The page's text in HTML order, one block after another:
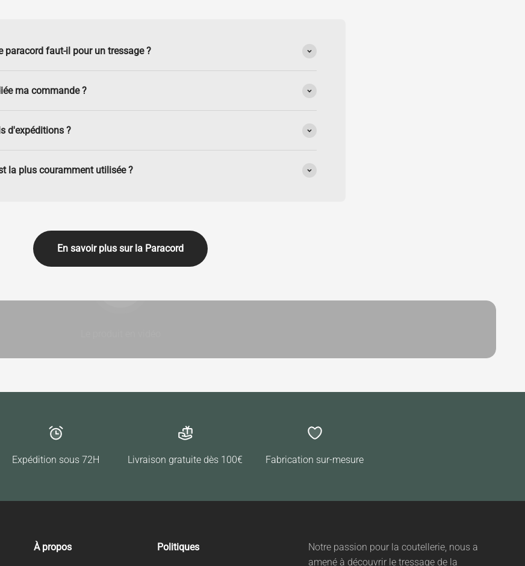
paracord faut-il pour un tressage ?
ma commande ?
d'expéditions ?
la plus couramment utilisée ?
En savoir plus sur la Paracord
Lancer la video
Expédition sous 72H Livraison gratuite dès 100€ Fabrication sur-mesure
À propos Politiques
Notre passion pour la coutellerie, nous a
amené à découvrir le tressage de la